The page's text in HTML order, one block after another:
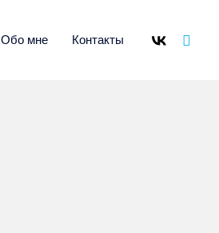
Обо мне Контакты